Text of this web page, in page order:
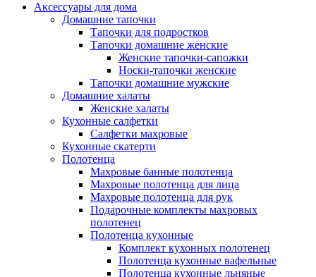
Аксессуары для дома
Домашние тапочки
Тапочки для подростков
Тапочки домашние женские
Женские тапочки-сапожки
Носки-тапочки женские
Тапочки домашние мужские
Домашние халаты
Женские халаты
Кухонные салфетки
Салфетки махровые
Кухонные скатерти
Полотенца
Махровые банные полотенца
Махровые полотенца для лица
Махровые полотенца для рук
Подарочные комплекты махровых
полотенец
Полотенца кухонные
Комплект кухонных полотенец
Полотенца кухонные вафельные
Полотенца кухонные льняные